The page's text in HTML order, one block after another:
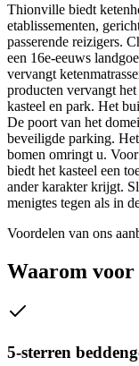
Thionville biedt
etablissementen,
passerende reizigers.
een 16e-eeuws
vervangt
producten vervangt
kasteel en park. Het
De poort van het
beveiligde parking.
bomen omringt u.
biedt het kasteel een
ander karakter krijgt.
menigtes tegen als in
Voordelen van ons
Waarom voor
5-sterren